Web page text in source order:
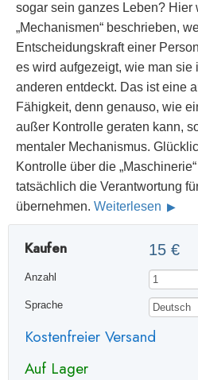
sogar sein ganzes Leben? Hier
„Mechanismen“ beschrieben,
Entscheidungskraft einer
es wird aufgezeigt, wie man sie
anderen entdeckt. Das ist eine
Fähigkeit, denn genauso, wie
außer Kontrolle geraten kann,
mentaler Mechanismus.
Kontrolle über die
tatsächlich die Verantwortung
übernehmen. Weiterlesen
Kaufen 15 €
Anzahl
Sprache
Kostenfreier Versand
Auf Lager